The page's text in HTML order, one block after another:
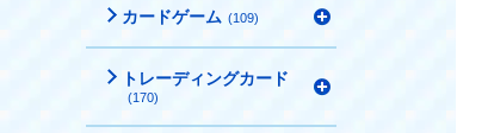
カードゲーム (109)
トレーディングカード
(170)